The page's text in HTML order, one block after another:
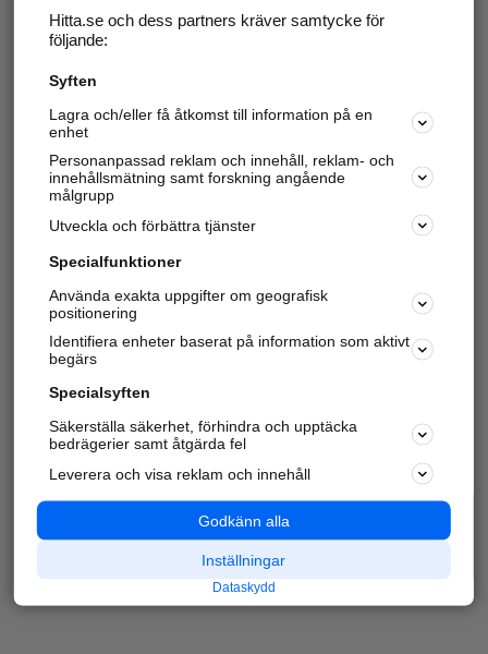
Hitta.se och dess partners kräver samtycke för
följande:
Syften
Lagra och/eller få åtkomst till information på en
enhet
Personanpassad reklam och innehåll, reklam- och
innehållsmätning samt forskning angående
målgrupp
Utveckla och förbättra tjänster
Specialfunktioner
Använda exakta uppgifter om geografisk
positionering
Identifiera enheter baserat på information som aktivt
begärs
Specialsyften
Säkerställa säkerhet, förhindra och upptäcka
bedrägerier samt åtgärda fel
Leverera och visa reklam och innehåll
Godkänn alla
Inställningar
Dataskydd